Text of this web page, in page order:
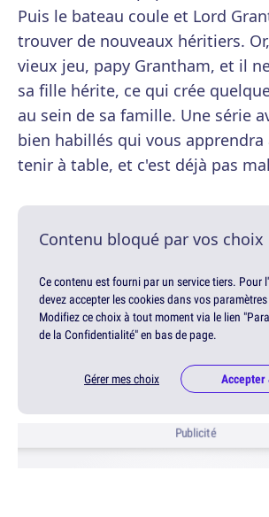
Puis le bateau coule et Lord
trouver de nouveaux héritiers.
vieux jeu, papy Grantham, et il
sa fille hérite, ce qui crée
au sein de sa famille. Une série
bien habillés qui vous apprendra
tenir à table, et c'est déjà pas
Contenu bloqué par vos choix
Ce contenu est fourni par un service tiers. Pour
devez accepter les cookies dans vos
Modifiez ce choix à tout moment via le lien
de la Confidentialité" en bas de page.
Gérer mes choix
Publicité